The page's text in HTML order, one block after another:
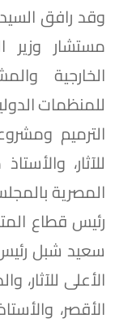
وقد رافق السيد
مستشار وزير
الخارجية
للمنظمات
الترميم
للآثار،
المصرية
رئيس قطاع
سعيد شبل
الأعلى للآثار،
الأقصر،